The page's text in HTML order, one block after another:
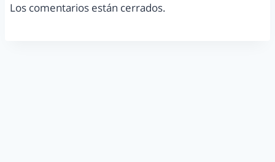
Los comentarios están cerrados.